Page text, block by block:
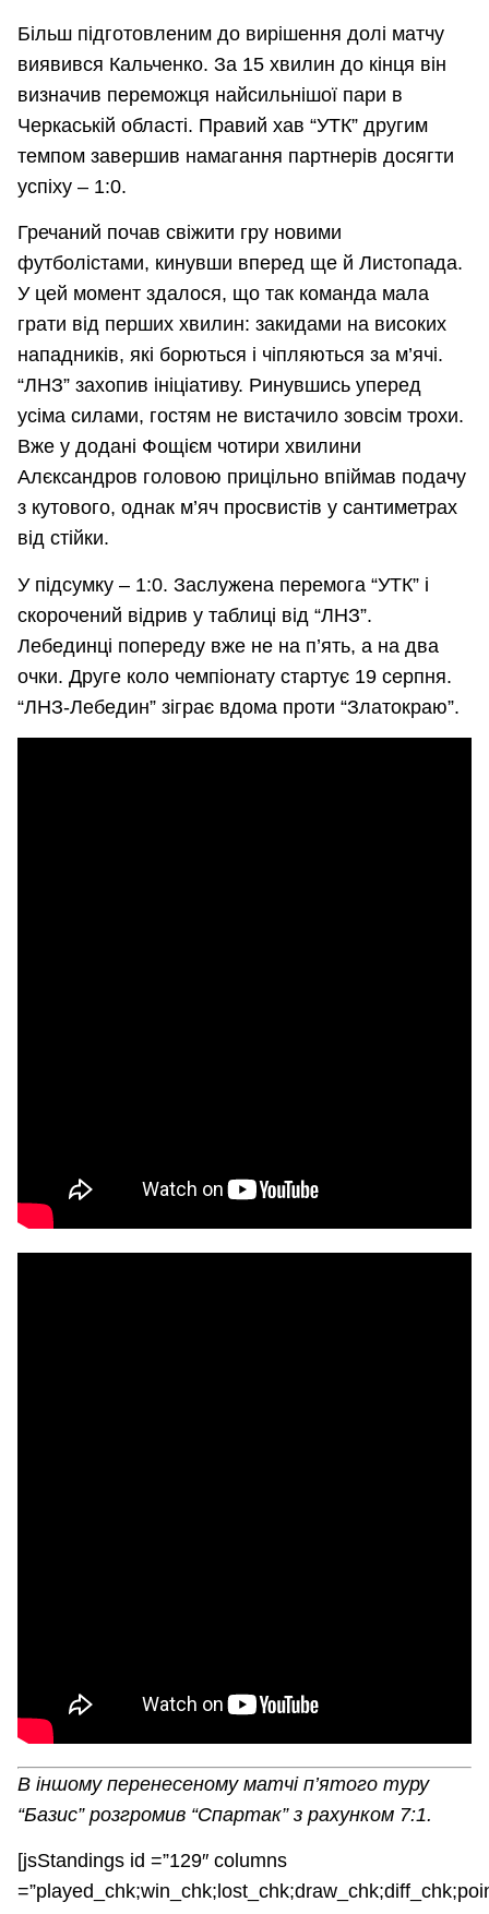
Більш підготовленим до вирішення долі матчу
виявився Кальченко. За 15 хвилин до кінця він
визначив переможця найсильнішої пари в
Черкаській області. Правий хав “УТК” другим
темпом завершив намагання партнерів досягти
успіху – 1:0.
Гречаний почав свіжити гру новими
футболістами, кинувши вперед ще й Листопада.
У цей момент здалося, що так команда мала
грати від перших хвилин: закидами на високих
нападників, які борються і чіпляються за м’ячі.
“ЛНЗ” захопив ініціативу. Ринувшись уперед
усіма силами, гостям не вистачило зовсім трохи.
Вже у додані Фощієм чотири хвилини
Алєксандров головою прицільно впіймав подачу
з кутового, однак м’яч просвистів у сантиметрах
від стійки.
У підсумку – 1:0. Заслужена перемога “УТК” і
скорочений відрив у таблиці від “ЛНЗ”.
Лебединці попереду вже не на п’ять, а на два
очки. Друге коло чемпіонату стартує 19 серпня.
“ЛНЗ-Лебедин” зіграє вдома проти “Златокраю”.
В іншому перенесеному матчі п’ятого туру
“Базис” розгромив “Спартак” з рахунком 7:1.
[jsStandings id =”129″ columns